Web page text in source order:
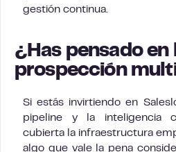
gestión continua.
¿Has pensado en
prospección
Si estás invirtiendo en
pipeline y la inteligencia
cubierta la infraestructura
algo que vale la pena